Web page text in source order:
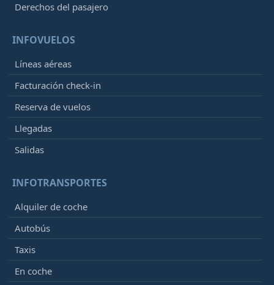
Derechos del pasajero
INFOVUELOS
Líneas aéreas
Facturación check-in
Reserva de vuelos
Llegadas
Salidas
INFOTRANSPORTES
Alquiler de coche
Autobús
Taxis
En coche